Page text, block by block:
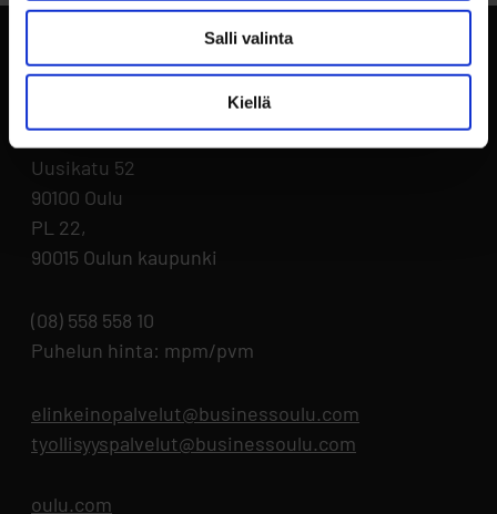
Salli valinta
Kiellä
BusinessOulu
Uusikatu 52
90100 Oulu
PL 22,
90015 Oulun kaupunki
(08) 558 558 10
Puhelun hinta: mpm/pvm
elinkeinopalvelut@businessoulu.com
tyollisyyspalvelut@businessoulu.com
oulu.com